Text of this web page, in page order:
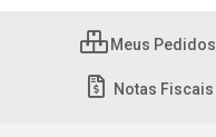
Meus Pedidos
Notas Fiscais